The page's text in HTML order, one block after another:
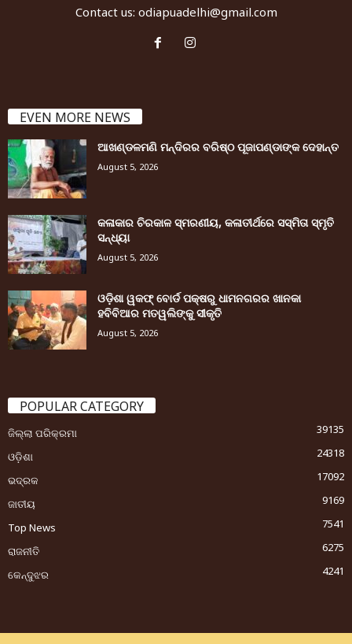
Contact us: odiapuadelhi@gmail.com
EVEN MORE NEWS
ଆଖଣ୍ଡଳମଣି ମନ୍ଦିରର ବରିଷ୍ଠ ପୂଜାପଣ୍ଡାଙ୍କ ଦେହାନ୍ତ
August 5, 2026
କଳାକାର ଚିରକାଳ ସ୍ମରଣୀୟ, କଳାତୀର୍ଥରେ ସସ୍ମିତା ସ୍ମୃତି
ସନ୍ଧ୍ୟା
August 5, 2026
ଓଡ଼ିଶା ୱକଫ୍ ବୋର୍ଡ ପକ୍ଷରୁ ଧାମନଗରର ଖାନକା
ହବିବିଆର ମତୱଲିଙ୍କୁ ସୀକୃତି
August 5, 2026
POPULAR CATEGORY
ଜିଲ୍ଲା ପରିକ୍ରମା
39135
ଓଡ଼ିଶା
24318
ଭଦ୍ରକ
17092
ଜାତୀୟ
9169
Top News
7541
ରାଜନୀତି
6275
କେନ୍ଦୁଝର
4241